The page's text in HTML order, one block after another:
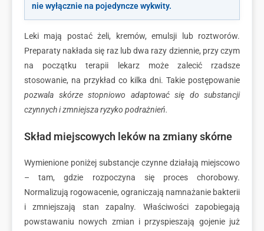
nie wyłącznie na pojedyncze wykwity.
Leki mają postać żeli, kremów, emulsji lub roztworów.
Preparaty nakłada się raz lub dwa razy dziennie, przy czym
na początku terapii lekarz może zalecić rzadsze
stosowanie, na przykład co kilka dni. Takie postępowanie
pozwala skórze stopniowo adaptować się do substancji
czynnych i zmniejsza ryzyko podrażnień.
Skład miejscowych leków na zmiany skórne
Wymienione poniżej substancje czynne działają miejscowo
– tam, gdzie rozpoczyna się proces chorobowy.
Normalizują rogowacenie, ograniczają namnażanie bakterii
i zmniejszają stan zapalny. Właściwości zapobiegają
powstawaniu nowych zmian i przyspieszają gojenie już